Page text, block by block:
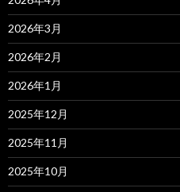
2026年3月
2026年2月
2026年1月
2025年12月
2025年11月
2025年10月